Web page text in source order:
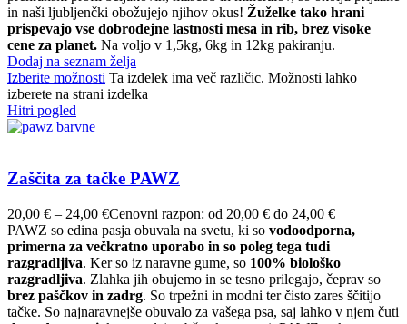
in naši ljubljenčki obožujejo njihov okus! Žuželke tako hrani
prispevajo vse dobrodejne lastnosti mesa in rib, brez visoke
cene za planet. Na voljo v 1,5kg, 6kg in 12kg pakiranju.
Dodaj na seznam želja
Izberite možnosti Ta izdelek ima več različic. Možnosti lahko
izberete na strani izdelka
Hitri pogled
Zaščita za tačke PAWZ
20,00 € – 24,00 €Cenovni razpon: od 20,00 € do 24,00 €
PAWZ so edina pasja obuvala na svetu, ki so vodoodporna,
primerna za večkratno uporabo in so poleg tega tudi
razgradljiva. Ker so iz naravne gume, so 100% biološko
razgradljiva. Zlahka jih obujemo in se tesno prilegajo, čeprav so
brez paščkov in zadrg. So trpežni in modni ter čisto zares ščitijo
tačke. So najnaravnejše obuvalo za vašega psa, saj lahko v njem čuti